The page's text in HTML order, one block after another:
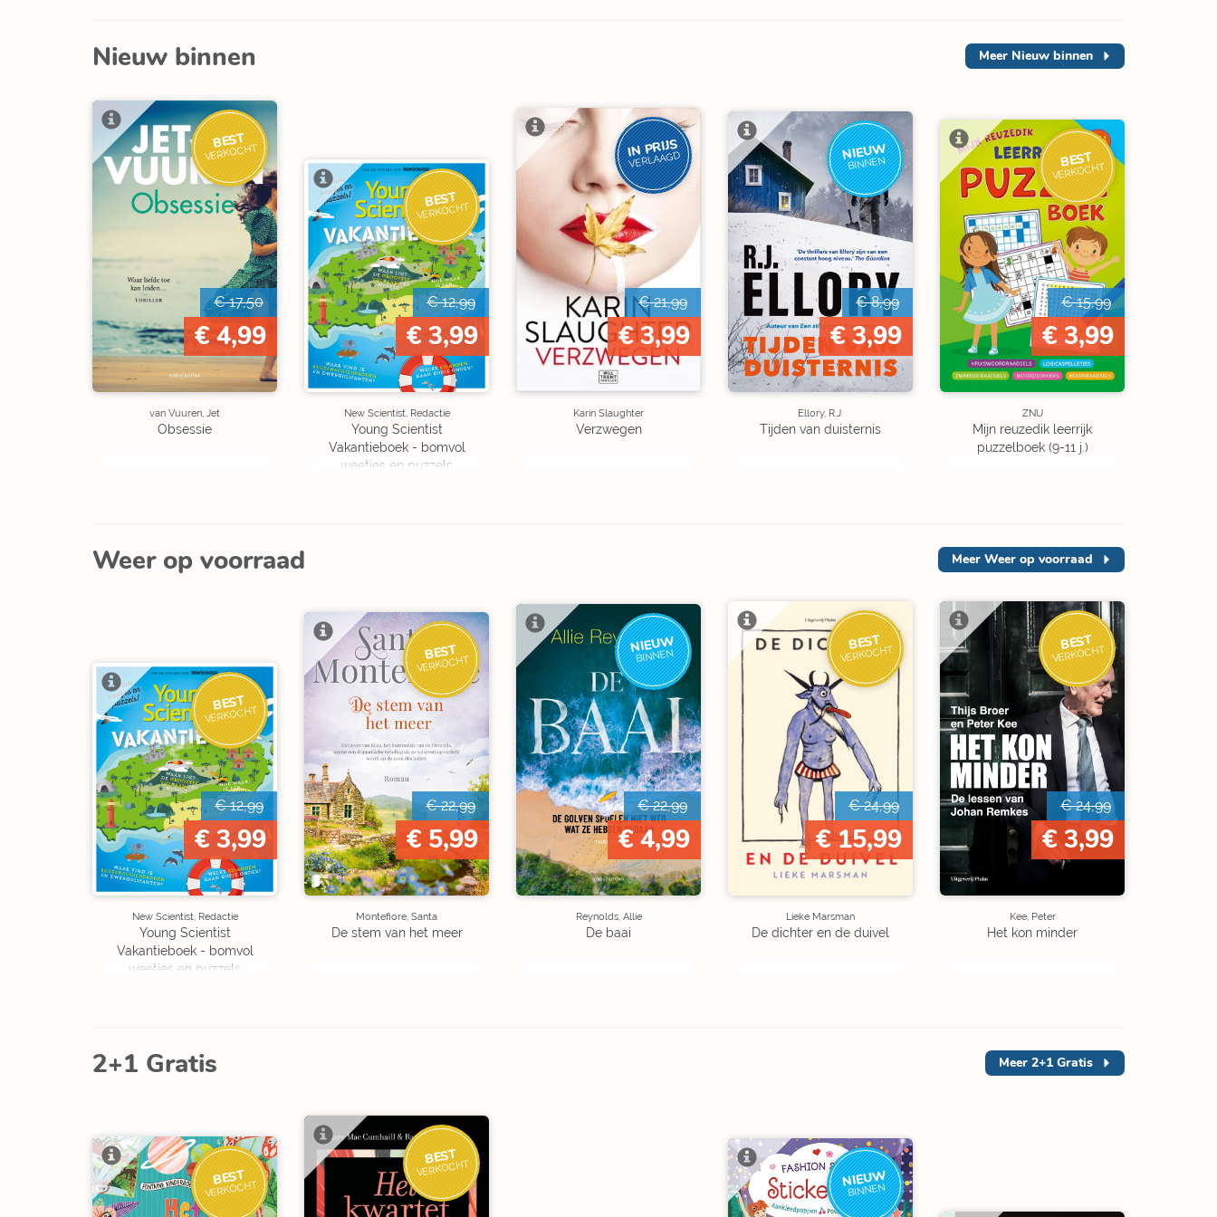
Nieuw binnen Meer Nieuw binnen
BEST
VERKOCHT
€ 17,50
€ 4,99
van Vuuren, Jet
Obsessie
BEST
VERKOCHT
€ 12,99
€ 3,99
New Scientist, Redactie
Young Scientist
Vakantieboek - bomvol
weetjes en puzzels
IN PRIJS
VERLAAGD
€ 21,99
€ 3,99
Karin Slaughter
Verzwegen
NIEUW
BINNEN
€ 8,99
€ 3,99
Ellory, R.J.
Tijden van duisternis
BEST
VERKOCHT
€ 15,99
€ 3,99
ZNU
Mijn reuzedik leerrijk
puzzelboek (9-11 j.)
Weer op voorraad Meer Weer op voorraad
BEST
VERKOCHT
€ 12,99
€ 3,99
New Scientist, Redactie
Young Scientist
Vakantieboek - bomvol
weetjes en puzzels
BEST
VERKOCHT
€ 22,99
€ 5,99
Montefiore, Santa
De stem van het meer
NIEUW
BINNEN
€ 22,99
€ 4,99
Reynolds, Allie
De baai
BEST
VERKOCHT
€ 24,99
€ 15,99
Lieke Marsman
De dichter en de duivel
BEST
VERKOCHT
€ 24,99
€ 3,99
Kee, Peter
Het kon minder
2+1 Gratis Meer 2+1 Gratis
BEST
VERKOCHT
BEST
VERKOCHT NIEUW
BINNEN